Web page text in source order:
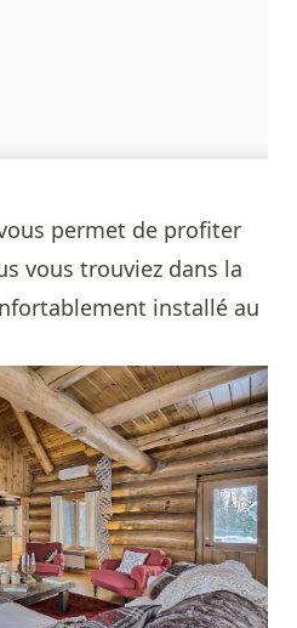
permet de profiter
vous trouviez dans la
installé au